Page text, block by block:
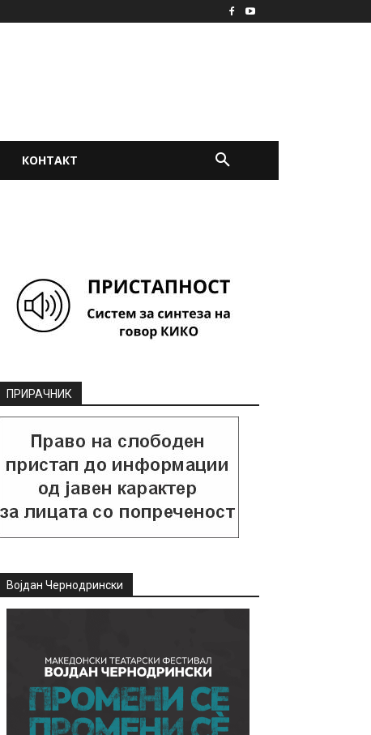
КОНТАКТ
ПРИРАЧНИК
Војдан Чернодрински